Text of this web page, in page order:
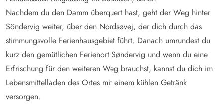
Nachdem du den Damm überquert hast, geht der Weg hinter
Söndervig weiter, über den Nordsøvej, der dich durch das
stimmungsvolle Ferienhausgebiet führt. Danach umrundest du
kurz den gemütlichen Ferienort Søndervig und wenn du eine
Erfrischung für den weiteren Weg brauchst, kannst du dich im
Lebensmittelladen des Ortes mit einem kühlen Getränk
versorgen.